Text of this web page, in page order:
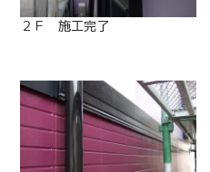
２Ｆ 施工完了